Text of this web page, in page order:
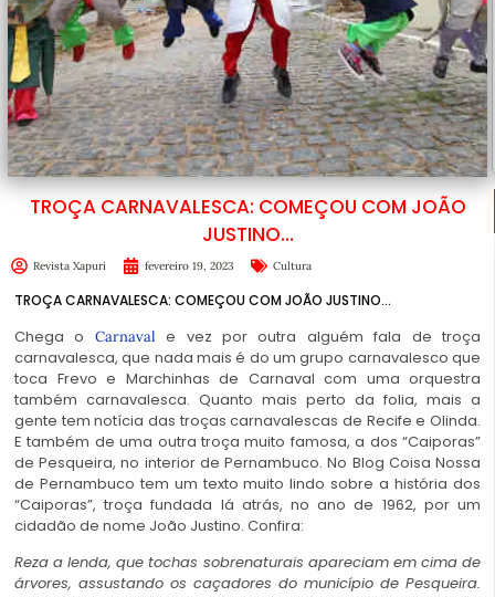
TROÇA CARNAVALESCA: COMEÇOU COM JOÃO
JUSTINO…
Revista Xapuri fevereiro 19, 2023 Cultura
TROÇA CARNAVALESCA: COMEÇOU COM JOÃO JUSTINO…
Chega o Carnaval e vez por outra alguém fala de troça
carnavalesca, que nada mais é do um grupo carnavalesco que
toca Frevo e Marchinhas de Carnaval com uma orquestra
também carnavalesca. Quanto mais perto da folia, mais a
gente tem notícia das troças carnavalescas de Recife e Olinda.
E também de uma outra troça muito famosa, a dos “Caiporas”
de Pesqueira, no interior de Pernambuco. No Blog Coisa Nossa
de Pernambuco tem um texto muito lindo sobre a história dos
“Caiporas”, troça fundada lá atrás, no ano de 1962, por um
cidadão de nome João Justino. Confira:
Reza a lenda, que tochas sobrenaturais apareciam em cima de
árvores, assustando os caçadores do município de Pesqueira.